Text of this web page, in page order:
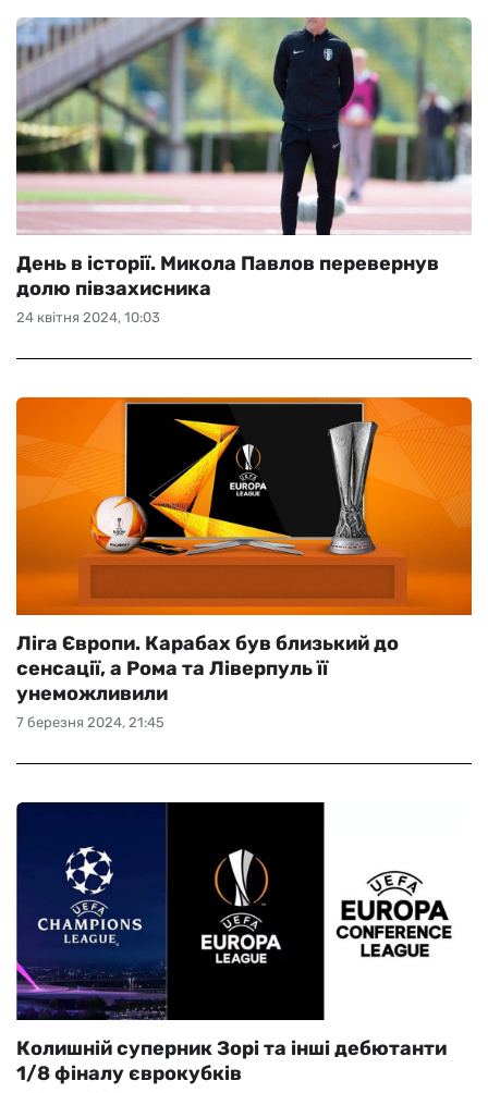
24 квітня 2024, 10:03
День в історії. Микола Павлов перевернув
долю півзахисника
7 березня 2024, 21:45
Ліга Європи. Карабах був близький до
сенсації, а Рома та Ліверпуль її
унеможливили
Колишній суперник Зорі та інші дебютанти
1/8 фіналу єврокубків